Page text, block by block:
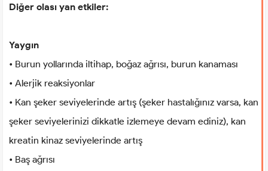
Diğer olası yan etkiler:
Yaygın
• Burun yollarında iltihap, boğaz ağrısı, burun kanaması
• Alerjik reaksiyonlar
• Kan şeker seviyelerinde artış (şeker hastalığınız varsa, kan
şeker seviyelerinizi dikkatle izlemeye devam ediniz), kan
kreatin kinaz seviyelerinde artış
• Baş ağrısı